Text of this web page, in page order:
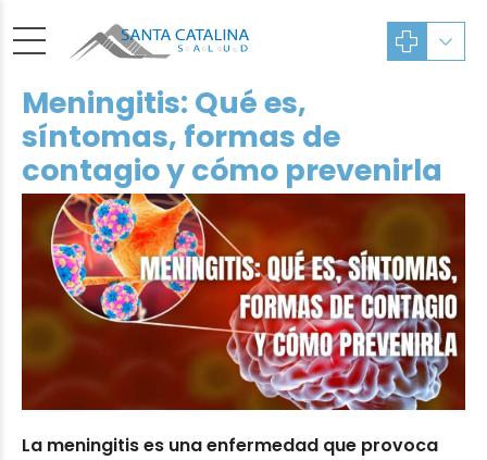
Meningitis: Qué es,
síntomas, formas de
contagio y cómo prevenirla
La meningitis es una enfermedad que provoca